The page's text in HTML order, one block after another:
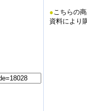
●こちらの
資料により